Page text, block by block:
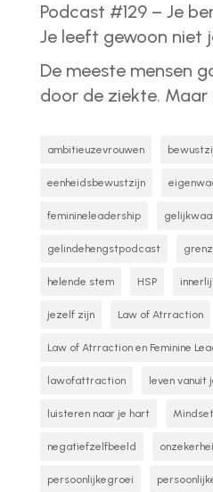
Podcast #129 – Je
Je leeft gewoon niet
De meeste mensen
door de ziekte.
ambitieuzevrouwen
eenheidsbewustzijn
feminineleadership
gelindehengstpodcast
helende stem HSP
jezelf zijn Law of Atrraction
Law of Atrraction en Feminine
lawofattraction leven vanuit
luisteren naar je hart Mindset
negatiefzelfbeeld
persoonlijkegroei